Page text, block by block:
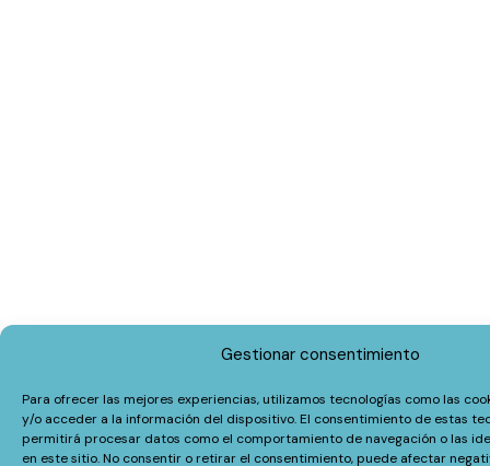
Gestionar consentimiento
Para ofrecer las mejores experiencias, utilizamos tecnologías como las
y/o acceder a la información del dispositivo. El consentimiento de estas
permitirá procesar datos como el comportamiento de navegación o las
en este sitio. No consentir o retirar el consentimiento, puede afectar